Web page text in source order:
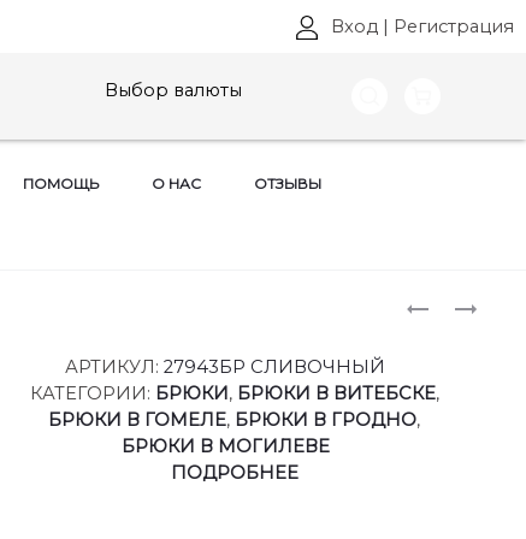
Вход | Регистрация
Выбор валюты
ПОМОЩЬ О НАС ОТЗЫВЫ
ЮБКИ
АРТ:
1509-
АРТИКУЛ:27943БР СЛИВОЧНЫЙ
КАТЕГОРИИ: БРЮКИ, БРЮКИ В ВИТЕБСКЕ,
БРЮКИ В ГОМЕЛЕ, БРЮКИ В ГРОДНО,
БРЮКИ В МОГИЛЕВЕ
ПОДРОБНЕЕ